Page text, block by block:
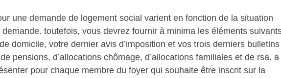
une demande de logement social varient en fonction de la situation
toutefois, vous devrez fournir à minima les éléments
domicile, votre dernier avis d’imposition et vos trois derniers bulletins
pensions, d’allocations chômage, d’allocations familiales et de rsa. a
pour chaque membre du foyer qui souhaite être inscrit sur la